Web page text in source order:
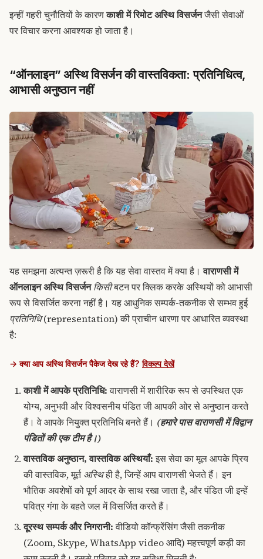
इन्हीं गहरी चुनौतियों के कारणकाशी में रिमोट अस्थि विसर्जनजैसी सेवाओं
पर विचार करना आवश्यक हो जाता है।
“ऑनलाइन” अस्थि विसर्जन की वास्तविकता: प्रतिनिधित्व,
आभासी अनुष्ठान नहीं
यह समझना अत्यन्त ज़रूरी है कि यह सेवा वास्तव में क्या है।वाराणसी में
ऑनलाइन अस्थि विसर्जन किसीबटन पर क्लिक करके अस्थियों को आभासी
रूप से विसर्जित करना नहीं है। यह आधुनिक सम्पर्क-तकनीक से सम्भव हुई
प्रतिनिधि(representation) की प्राचीन धारणा पर आधारित व्यवस्था
है:
→ क्या आप अस्थि विसर्जन पैकेज देख रहे हैं?विकल्प देखें
काशी में आपके प्रतिनिधि:वाराणसी में शारीरिक रूप से उपस्थित एक
योग्य, अनुभवी और विश्वसनीय पंडित जी आपकी ओर से अनुष्ठान करते
हैं। वे आपके नियुक्त प्रतिनिधि बनते हैं। (हमारे पास वाराणसी में विद्वान
पंडितों की एक टीम है।)
वास्तविक अनुष्ठान, वास्तविक अस्थियाँ:इस सेवा का मूल आपके प्रिय
की वास्तविक, मूर्तअस्थिही है, जिन्हें आप वाराणसी भेजते हैं। इन
भौतिक अवशेषों को पूर्ण आदर के साथ रखा जाता है, और पंडित जी इन्हें
पवित्र गंगा के बहते जल में विसर्जित करते हैं।
दूरस्थ सम्पर्क और निगरानी:वीडियो कॉन्फ्रेंसिंग जैसी तकनीक
(Zoom, Skype, WhatsApp video आदि) महत्त्वपूर्ण कड़ी का